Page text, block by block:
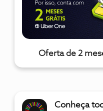
Oferta de 2
Conheça